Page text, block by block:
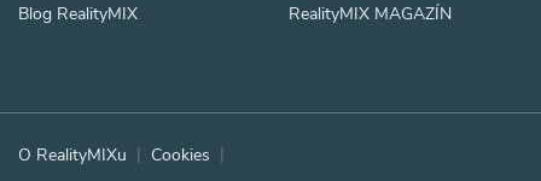
Blog RealityMIX
RealityMIX MAGAZÍN
O RealityMIXu Cookies